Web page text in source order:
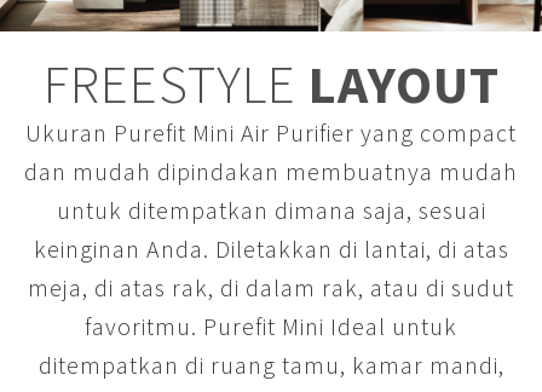
FREESTYLE LAYOUT
Ukuran Purefit Mini Air Purifier yang compact
dan mudah dipindakan membuatnya mudah
untuk ditempatkan dimana saja, sesuai
keinginan Anda. Diletakkan di lantai, di atas
meja, di atas rak, di dalam rak, atau di sudut
favoritmu. Purefit Mini Ideal untuk
ditempatkan di ruang tamu, kamar mandi,